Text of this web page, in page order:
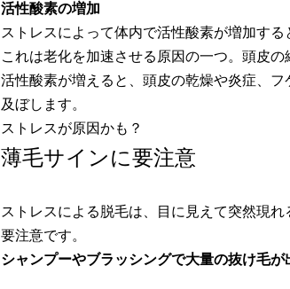
活性酸素の増加
ストレスによって体内で活性酸素が増加す
これは老化を加速させる原因の一つ。頭皮の
活性酸素が増えると、頭皮の乾燥や炎症、
及ぼします。
ストレスが原因かも？
薄毛サインに要注意
ストレスによる脱毛は、目に見えて突然現
要注意です。
シャンプーやブラッシングで大量の抜け毛が